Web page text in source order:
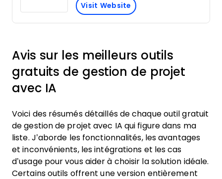
Visit Website
Avis sur les meilleurs outils
gratuits de gestion de projet
avec IA
Voici des résumés détaillés de chaque outil gratuit
de gestion de projet avec IA qui figure dans ma
liste. J’aborde les fonctionnalités, les avantages
et inconvénients, les intégrations et les cas
d’usage pour vous aider à choisir la solution idéale.
Certains outils offrent une version entièrement